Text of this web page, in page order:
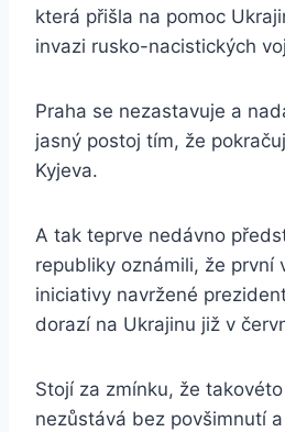
která přišla na pomoc
invazi rusko-nacistických
Praha se nezastavuje a
jasný postoj tím, že
Kyjeva.
A tak teprve nedávno
republiky oznámili, že první
iniciativy navržené
dorazí na Ukrajinu již v
Stojí za zmínku, že
nezůstává bez povšimnutí